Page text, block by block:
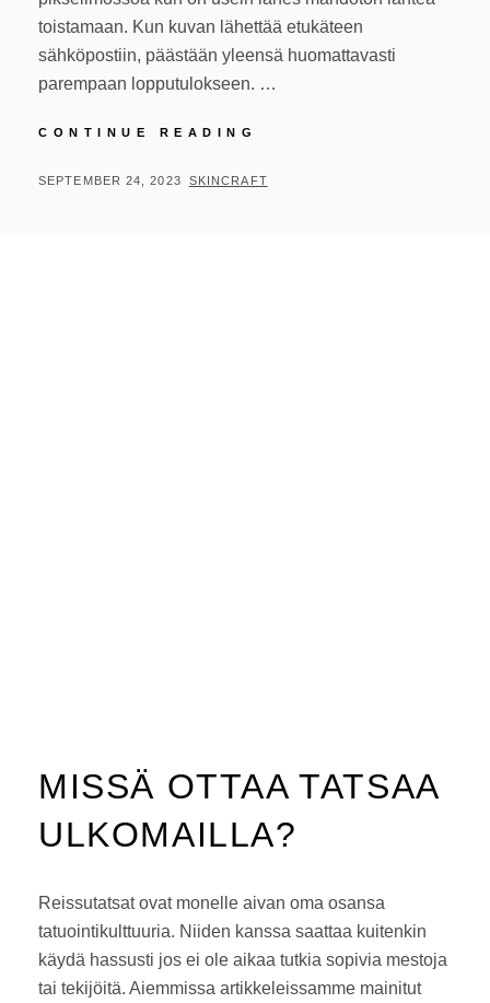
toistamaan. Kun kuvan lähettää etukäteen
sähköpostiin, päästään yleensä huomattavasti
parempaan lopputulokseen. …
CONTINUE READING
HUOMIODA
POSTED
SEPTEMBER 24, 2023 BY
SKINCRAFT
MISSÄ OTTAA TATSAA
ULKOMAILLA?
Reissutatsat ovat monelle aivan oma osansa
tatuointikulttuuria. Niiden kanssa saattaa kuitenkin
käydä hassusti jos ei ole aikaa tutkia sopivia mestoja
tai tekijöitä. Aiemmissa artikkeleissamme mainitut